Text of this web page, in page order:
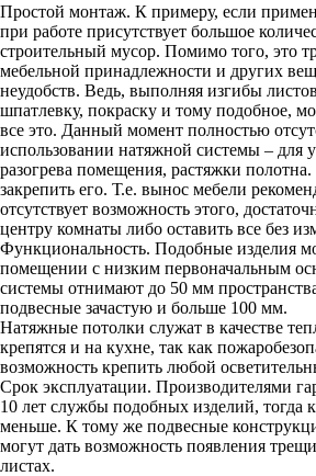
Простой монтаж. К примеру, если
при работе присутствует большое
строительный мусор. Помимо того, это
мебельной принадлежности и других
неудобств. Ведь, выполняя изгибы
шпатлевку, покраску и тому подобное,
все это. Данный момент полностью
использовании натяжной системы – для
разогрева помещения, растяжки полотна.
закрепить его. Т.е. вынос мебели
отсутствует возможность этого,
центру комнаты либо оставить все без
Функциональность. Подобные изделия
помещении с низким первоначальным
системы отнимают до 50 мм
подвесные зачастую и больше 100 мм.
Натяжные потолки служат в качестве
крепятся и на кухне, так как
возможность крепить любой
Срок эксплуатации. Производителями
10 лет службы подобных изделий, тогда
меньше. К тому же подвесные
могут дать возможность появления
листах.